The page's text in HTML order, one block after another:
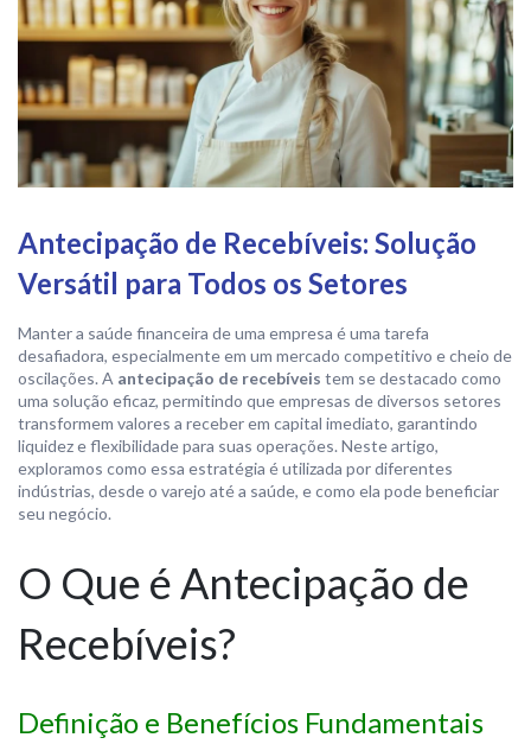
Antecipação de Recebíveis: Solução
Versátil para Todos os Setores
Manter a saúde financeira de uma empresa é uma tarefa
desafiadora, especialmente em um mercado competitivo e cheio de
oscilações. A antecipação de recebíveis tem se destacado como
uma solução eficaz, permitindo que empresas de diversos setores
transformem valores a receber em capital imediato, garantindo
liquidez e flexibilidade para suas operações. Neste artigo,
exploramos como essa estratégia é utilizada por diferentes
indústrias, desde o varejo até a saúde, e como ela pode beneficiar
seu negócio.
O Que é Antecipação de
Recebíveis?
Definição e Benefícios Fundamentais